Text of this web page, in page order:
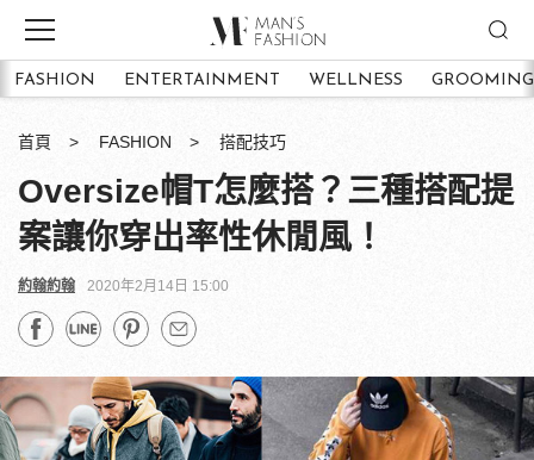
FASHION ENTERTAINMENT WELLNESS GROOMING
首頁 FASHION 搭配技巧
Oversize帽T怎麼搭？三種搭配提
案讓你穿出率性休閒風！
約翰約翰 2020年2月14日 15:00